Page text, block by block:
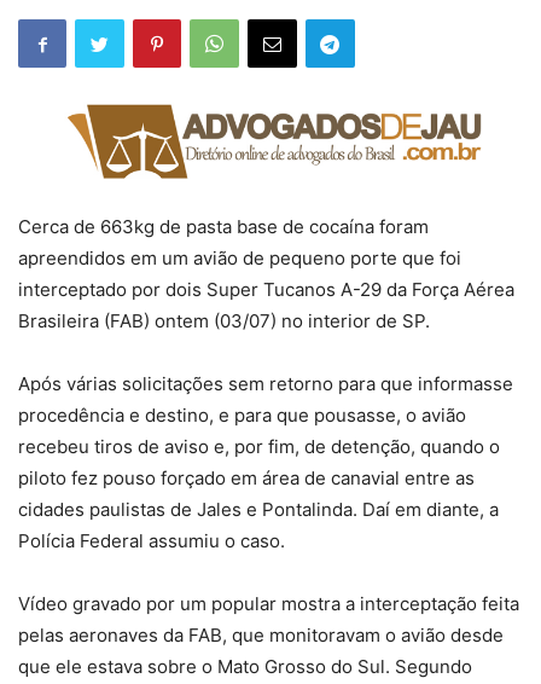
Cerca de 663kg de pasta base de cocaína foram
apreendidos em um avião de pequeno porte que foi
interceptado por dois Super Tucanos A-29 da Força Aérea
Brasileira (FAB) ontem (03/07) no interior de SP.
Após várias solicitações sem retorno para que informasse
procedência e destino, e para que pousasse, o avião
recebeu tiros de aviso e, por fim, de detenção, quando o
piloto fez pouso forçado em área de canavial entre as
cidades paulistas de Jales e Pontalinda. Daí em diante, a
Polícia Federal assumiu o caso.
Vídeo gravado por um popular mostra a interceptação feita
pelas aeronaves da FAB, que monitoravam o avião desde
que ele estava sobre o Mato Grosso do Sul. Segundo